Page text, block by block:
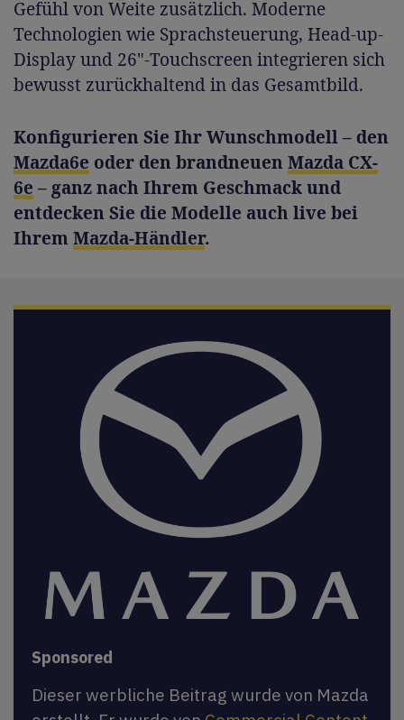
Gefühl von Weite zusätzlich. Moderne
Technologien wie Sprachsteuerung, Head-up-
Display und 26"-Touchscreen integrieren sich
bewusst zurückhaltend in das Gesamtbild.
Konfigurieren Sie Ihr Wunschmodell – den
Mazda6e oder den brandneuen Mazda CX-
6e – ganz nach Ihrem Geschmack und
entdecken Sie die Modelle auch live bei
IhremMazda-Händler.
Sponsored
Dieser werbliche Beitrag wurde von Mazda